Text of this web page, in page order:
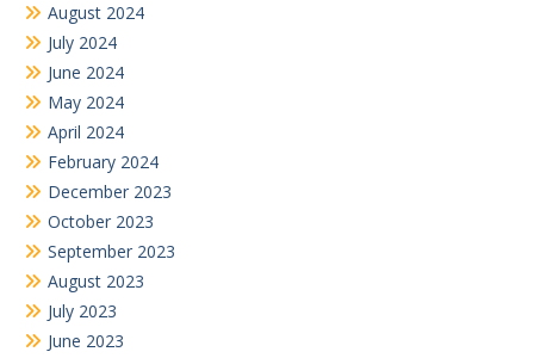
August 2024
July 2024
June 2024
May 2024
April 2024
February 2024
December 2023
October 2023
September 2023
August 2023
July 2023
June 2023